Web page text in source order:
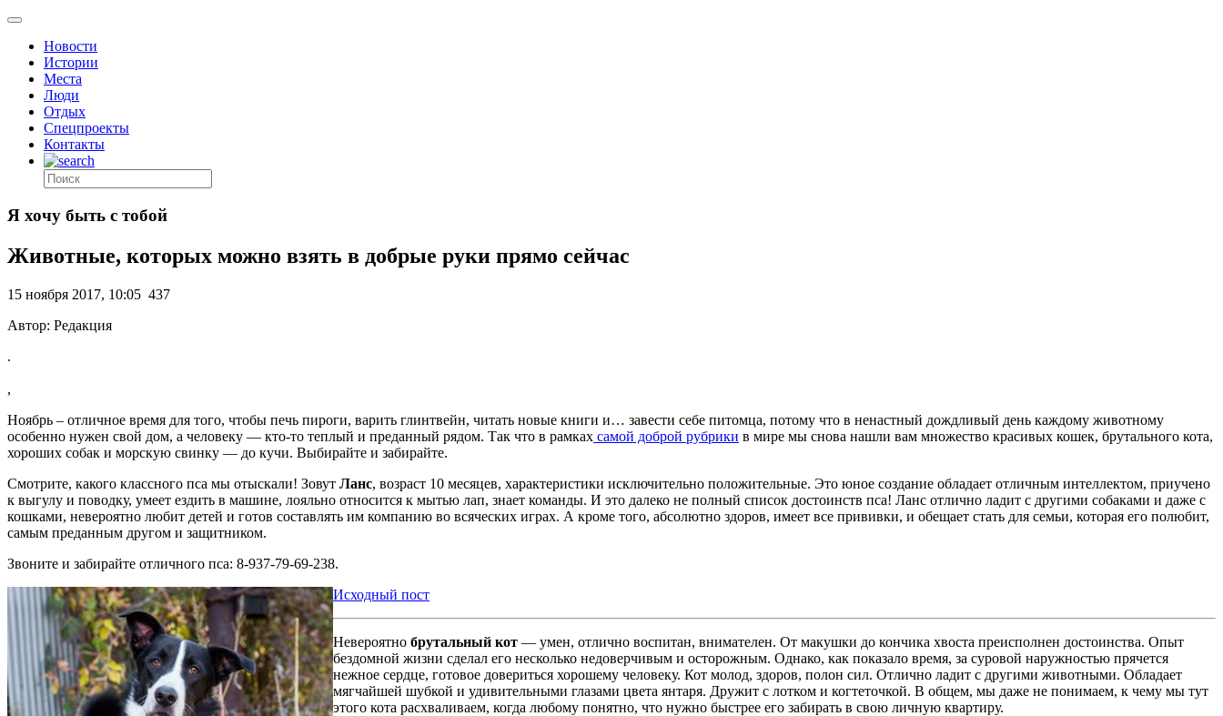
Новости
Истории
Места
Люди
Отдых
Спецпроекты
Контакты
Я хочу быть с тобой
Животные, которых можно взять в добрые руки прямо сейчас
15 ноября 2017, 10:05 437
Автор: Редакция
.
,
Ноябрь – отличное время для того, чтобы печь пироги, варить глинтвейн, читать новые книги и… завести себе питомца, потому что в ненастный дождливый день каждому животному
особенно нужен свой дом, а человеку — кто-то теплый и преданный рядом. Так что в рамках самой доброй рубрики в мире мы снова нашли вам множество красивых кошек, брутального кота,
хороших собак и морскую свинку — до кучи. Выбирайте и забирайте.
Смотрите, какого классного пса мы отыскали! Зовут Ланс, возраст 10 месяцев, характеристики исключительно положительные. Это юное создание обладает отличным интеллектом, приучено
к выгулу и поводку, умеет ездить в машине, лояльно относится к мытью лап, знает команды. И это далеко не полный список достоинств пса! Ланс отлично ладит с другими собаками и даже с
кошками, невероятно любит детей и готов составлять им компанию во всяческих играх. А кроме того, абсолютно здоров, имеет все прививки, и обещает стать для семьи, которая его полюбит,
самым преданным другом и защитником.
Звоните и забирайте отличного пса: 8-937-79-69-238.
Исходный пост
Невероятно брутальный кот — умен, отлично воспитан, внимателен. От макушки до кончика хвоста преисполнен достоинства. Опыт
бездомной жизни сделал его несколько недоверчивым и осторожным. Однако, как показало время, за суровой наружностью прячется
нежное сердце, готовое довериться хорошему человеку. Кот молод, здоров, полон сил. Отлично ладит с другими животными. Обладает
мягчайшей шубкой и удивительными глазами цвета янтаря. Дружит с лотком и когтеточкой. В общем, мы даже не понимаем, к чему мы тут
этого кота расхваливаем, когда любому понятно, что нужно быстрее его забирать в свою личную квартиру.